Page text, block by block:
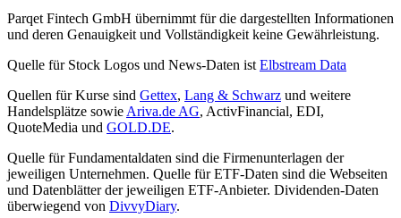
Parqet Fintech GmbH übernimmt für die dargestellten Informationen
und deren Genauigkeit und Vollständigkeit keine Gewährleistung.
Quelle für Stock Logos und News-Daten ist Elbstream Data
Quellen für Kurse sind Gettex, Lang & Schwarz und weitere
Handelsplätze sowie Ariva.de AG, ActivFinancial, EDI,
QuoteMedia und GOLD.DE.
Quelle für Fundamentaldaten sind die Firmenunterlagen der
jeweiligen Unternehmen. Quelle für ETF-Daten sind die Webseiten
und Datenblätter der jeweiligen ETF-Anbieter. Dividenden-Daten
überwiegend von DivvyDiary.